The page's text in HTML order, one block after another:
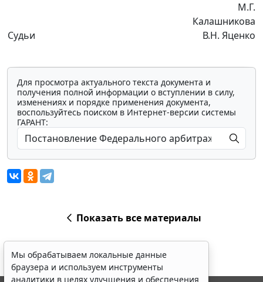
Судьи
М.Г.
Калашникова
В.Н. Яценко
Для просмотра актуального текста документа и
получения полной информации о вступлении в силу,
изменениях и порядке применения документа,
воспользуйтесь поиском в Интернет-версии системы
ГАРАНТ:
Показать все материалы
Мы обрабатываем локальные данные
браузера и используем инструменты
аналитики в целях улучшения и обеспечения